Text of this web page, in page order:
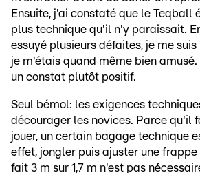
Ensuite, j'ai constaté que le Teqball
plus technique qu'il n'y paraissait.
essuyé plusieurs défaites, je me
je m'étais quand même bien amusé.
un constat plutôt positif.
Seul bémol: les exigences
décourager les novices. Parce qu'il
jouer, un certain bagage technique
effet, jongler puis ajuster une
fait 3 m sur 1,7 m n'est pas